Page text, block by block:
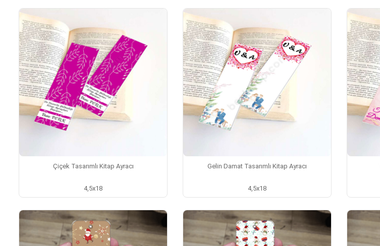
Çiçek Tasarımlı Kitap Ayracı
4,5x18
Gelin Damat Tasarımlı Kitap Ayracı
4,5x18